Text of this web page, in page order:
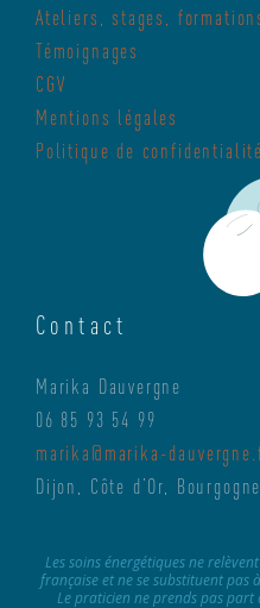
Ateliers, stages,
Témoignages
CGV
Mentions légales
Politique de confidentialité
Contact
Marika Dauvergne
06 85 93 54 99
marika@marika-
Dijon, Côte d’Or, Bourgogne
Les soins énergétiques ne
française et ne se substituent pas
Le praticien ne prends pas part